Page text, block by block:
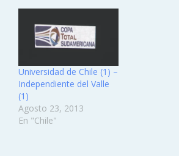
Universidad de Chile (1) –
Independiente del Valle
(1)
Agosto 23, 2013
En "Chile"